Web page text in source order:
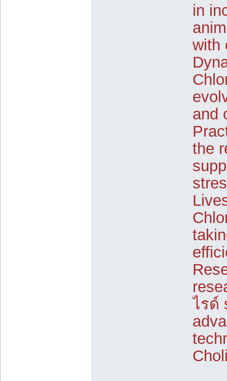
in
with
and
the
ไรด์